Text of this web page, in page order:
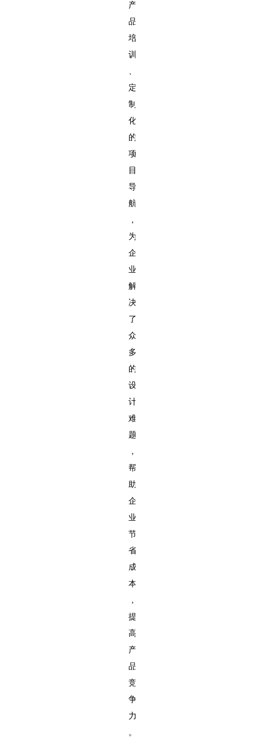
产
品
培
训
、
定
制
化
的
项
目
导
航
，
为
企
业
解
决
了
众
多
的
设
计
难
题
，
帮
助
企
业
节
省
成
本
，
提
高
产
品
竞
争
力
。